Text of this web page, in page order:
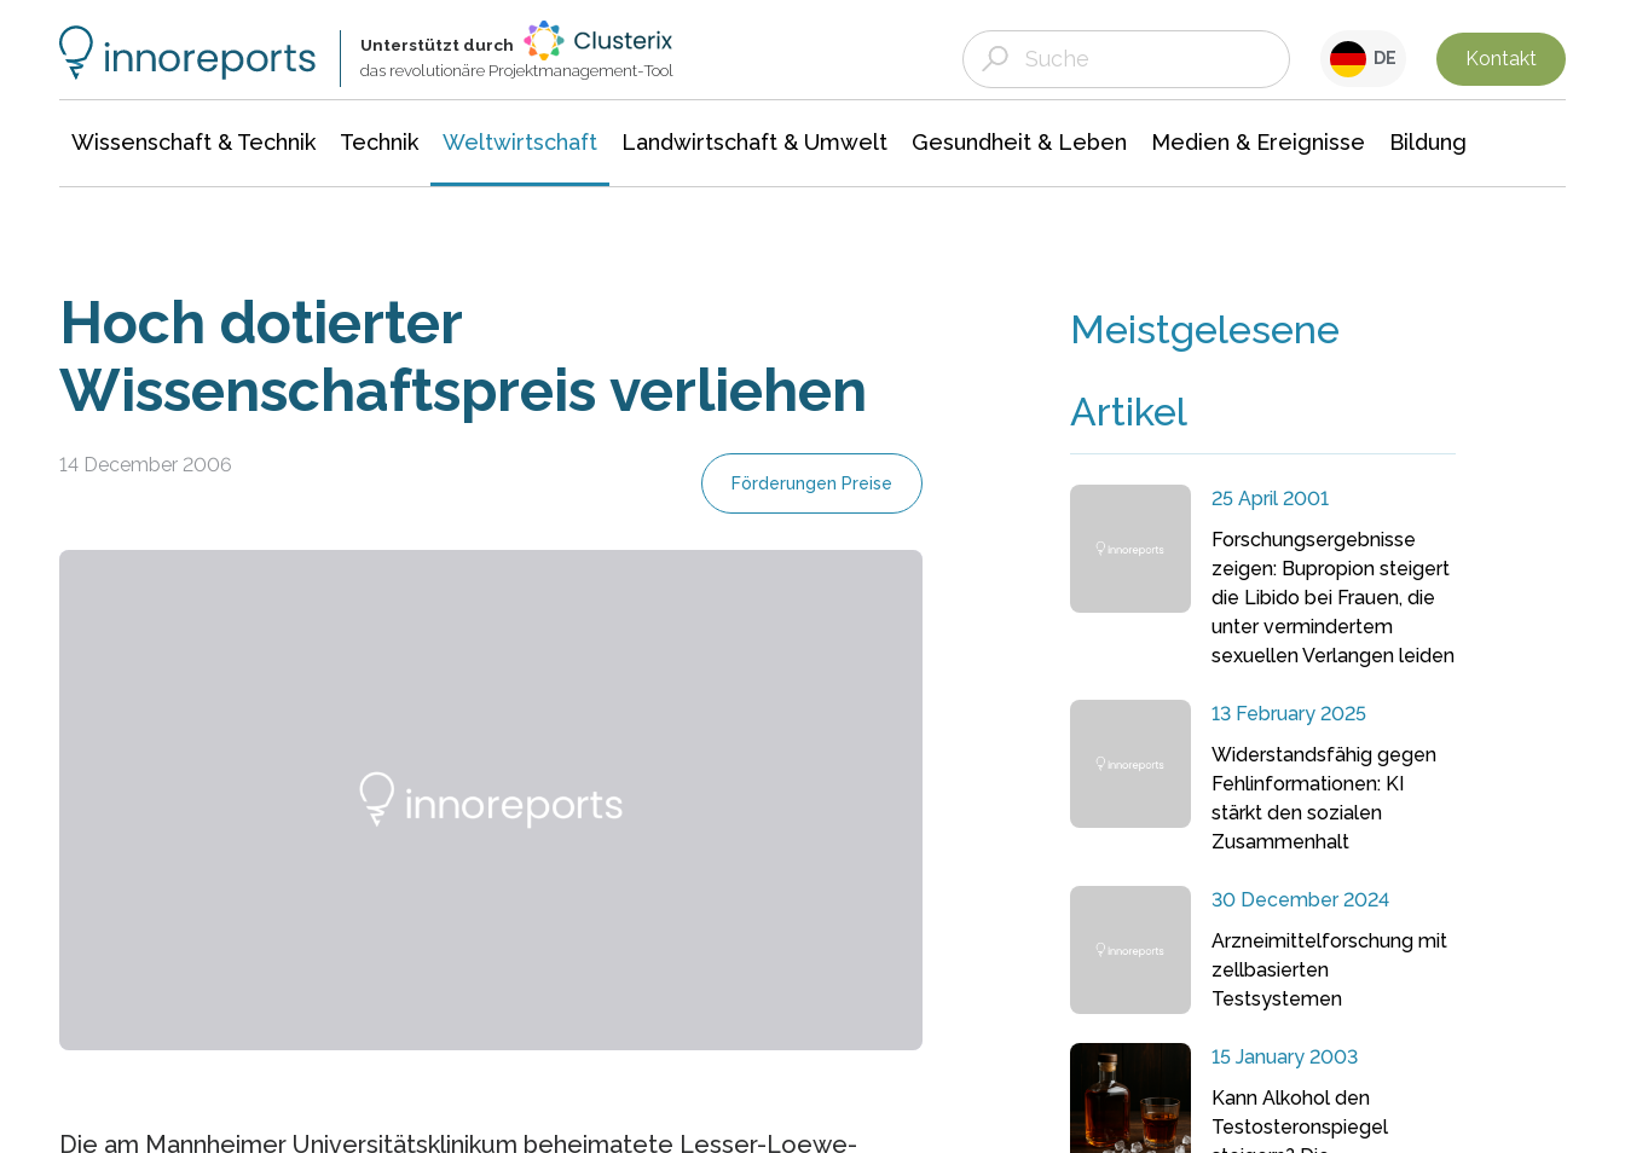
Unterstützt durch
das revolutionäre Projektmanagement-Tool
DE Kontakt
Wissenschaft & Technik Technik Weltwirtschaft Landwirtschaft & Umwelt Gesundheit & Leben Medien & Ereignisse Bildung
Hoch dotierter
Wissenschaftspreis verliehen
14 December 2006
Förderungen Preise
Die am Mannheimer Universitätsklinikum beheimatete Lesser-Loewe-
Meistgelesene
Artikel
25 April 2001
Forschungsergebnisse
zeigen: Bupropion steigert
die Libido bei Frauen, die
unter vermindertem
sexuellen Verlangen leiden
13 February 2025
Widerstandsfähig gegen
Fehlinformationen: KI
stärkt den sozialen
Zusammenhalt
30 December 2024
Arzneimittelforschung mit
zellbasierten
Testsystemen
15 January 2003
Kann Alkohol den
Testosteronspiegel